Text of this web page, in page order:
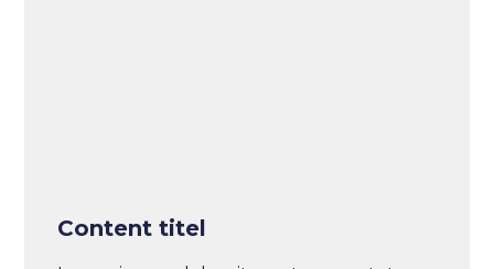
Content titel